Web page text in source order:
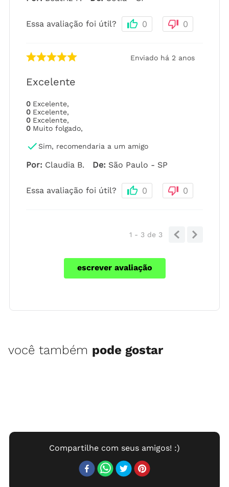
Essa avaliação foi útil? 0 0
Enviado há 2 anos
Excelente
0 Excelente,
0 Excelente,
0 Excelente,
0 Muito folgado,
Sim, recomendaria a um amigo
Por: Claudia B. De: São Paulo - SP
Essa avaliação foi útil? 0 0
1 - 3 de 3
escrever avaliação
você também pode gostar